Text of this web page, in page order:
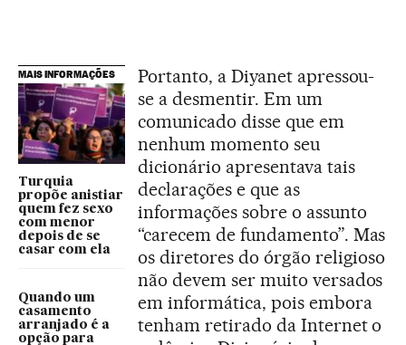
MAIS INFORMAÇÕES
Turquia
propõe anistiar
quem fez sexo
com menor
depois de se
casar com ela
Quando um
casamento
arranjado é a
opção para
Portanto, a Diyanet apressou-
se a desmentir. Em um
comunicado disse que em
nenhum momento seu
dicionário apresentava tais
declarações e que as
informações sobre o assunto
“carecem de fundamento”. Mas
os diretores do órgão religioso
não devem ser muito versados
em informática, pois embora
tenham retirado da Internet o